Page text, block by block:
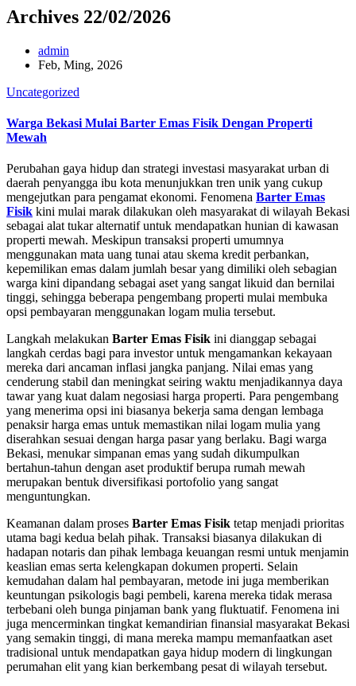
Archives 22/02/2026
admin
Feb, Ming, 2026
Uncategorized
Warga Bekasi Mulai Barter Emas Fisik Dengan Properti
Mewah
Perubahan gaya hidup dan strategi investasi masyarakat urban di
daerah penyangga ibu kota menunjukkan tren unik yang cukup
mengejutkan para pengamat ekonomi. Fenomena Barter Emas
Fisik kini mulai marak dilakukan oleh masyarakat di wilayah Bekasi
sebagai alat tukar alternatif untuk mendapatkan hunian di kawasan
properti mewah. Meskipun transaksi properti umumnya
menggunakan mata uang tunai atau skema kredit perbankan,
kepemilikan emas dalam jumlah besar yang dimiliki oleh sebagian
warga kini dipandang sebagai aset yang sangat likuid dan bernilai
tinggi, sehingga beberapa pengembang properti mulai membuka
opsi pembayaran menggunakan logam mulia tersebut.
Langkah melakukan Barter Emas Fisik ini dianggap sebagai
langkah cerdas bagi para investor untuk mengamankan kekayaan
mereka dari ancaman inflasi jangka panjang. Nilai emas yang
cenderung stabil dan meningkat seiring waktu menjadikannya daya
tawar yang kuat dalam negosiasi harga properti. Para pengembang
yang menerima opsi ini biasanya bekerja sama dengan lembaga
penaksir harga emas untuk memastikan nilai logam mulia yang
diserahkan sesuai dengan harga pasar yang berlaku. Bagi warga
Bekasi, menukar simpanan emas yang sudah dikumpulkan
bertahun-tahun dengan aset produktif berupa rumah mewah
merupakan bentuk diversifikasi portofolio yang sangat
menguntungkan.
Keamanan dalam proses Barter Emas Fisik tetap menjadi prioritas
utama bagi kedua belah pihak. Transaksi biasanya dilakukan di
hadapan notaris dan pihak lembaga keuangan resmi untuk menjamin
keaslian emas serta kelengkapan dokumen properti. Selain
kemudahan dalam hal pembayaran, metode ini juga memberikan
keuntungan psikologis bagi pembeli, karena mereka tidak merasa
terbebani oleh bunga pinjaman bank yang fluktuatif. Fenomena ini
juga mencerminkan tingkat kemandirian finansial masyarakat Bekasi
yang semakin tinggi, di mana mereka mampu memanfaatkan aset
tradisional untuk mendapatkan gaya hidup modern di lingkungan
perumahan elit yang kian berkembang pesat di wilayah tersebut.